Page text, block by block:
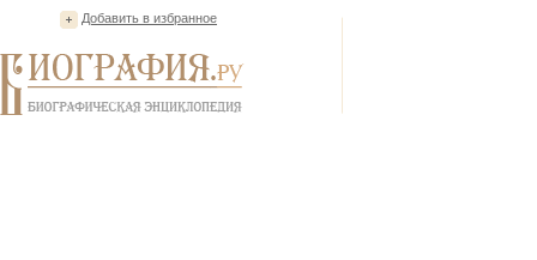
Добавить в избранное